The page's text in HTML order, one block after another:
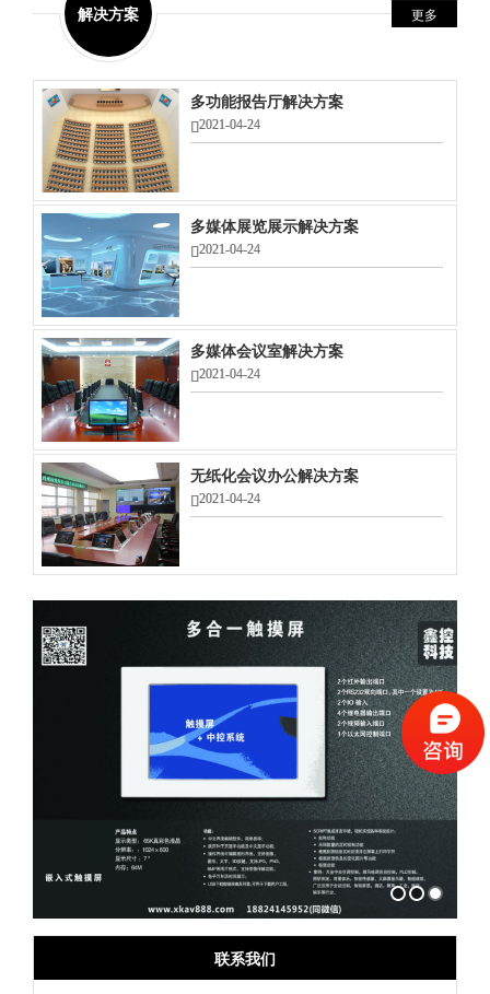
解决方案 更多
多功能报告厅解决方案
2021-04-24
多媒体展览展示解决方案
2021-04-24
多媒体会议室解决方案
2021-04-24
无纸化会议办公解决方案
2021-04-24
1 2 3
联系我们